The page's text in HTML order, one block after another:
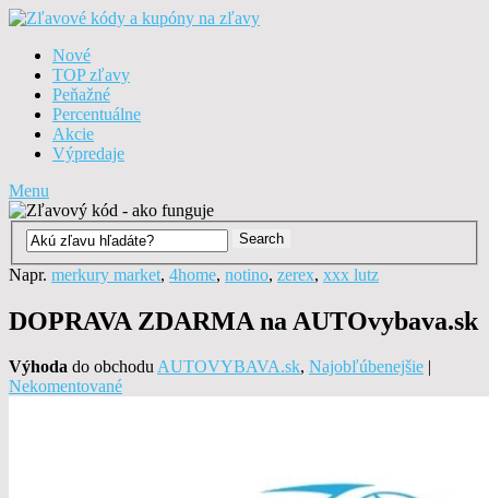
Nové
TOP zľavy
Peňažné
Percentuálne
Akcie
Výpredaje
Menu
Napr. merkury market, 4home, notino, zerex, xxx lutz
DOPRAVA ZDARMA na AUTOvybava.sk
Výhoda do obchoduAUTOVYBAVA.sk, Najobľúbenejšie |
Nekomentované